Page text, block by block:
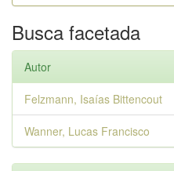
Busca facetada
Autor
Felzmann, Isaías Bittencout
Wanner, Lucas Francisco